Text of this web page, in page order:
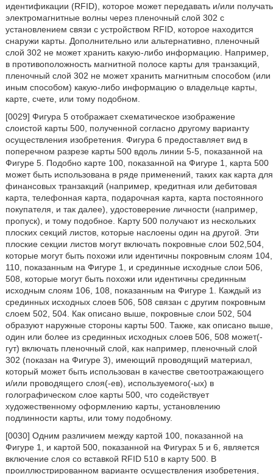
идентификации (RFID), которое может передавать и/или получать
электромагнитные волны через пленочный слой 302 с
установлением связи с устройством RFID, которое находится
снаружи карты. Дополнительно или альтернативно, пленочный
слой 302 не может хранить какую-либо информацию. Например,
в противоположность магнитной полосе карты для транзакций,
пленочный слой 302 не может хранить магнитным способом (или
иным способом) какую-либо информацию о владельце карты,
карте, счете, или тому подобном.
[0029] Фигура 5 отображает схематическое изображение
слоистой карты 500, полученной согласно другому варианту
осуществления изобретения. Фигура 6 предоставляет вид в
поперечном разрезе карты 500 вдоль линии 5-5, показанной на
Фигуре 5. Подобно карте 100, показанной на Фигуре 1, карта 500
может быть использована в ряде применений, таких как карта для
финансовых транзакций (например, кредитная или дебитовая
карта, телефонная карта, подарочная карта, карта постоянного
покупателя, и так далее), удостоверение личности (например,
пропуск), и тому подобное. Карту 500 получают из нескольких
плоских секций листов, которые наслоены один на другой. Эти
плоские секции листов могут включать покровные слои 502,504,
которые могут быть похожи или идентичны покровным слоям 104,
110, показанным на Фигуре 1, и срединные исходные слои 506,
508, которые могут быть похожи или идентичны срединным
исходным слоям 106, 108, показанным на Фигуре 1. Каждый из
срединных исходных слоев 506, 508 связан с другим покровным
слоем 502, 504. Как описано выше, покровные слои 502, 504
образуют наружные стороны карты 500. Также, как описано выше,
один или более из срединных исходных слоев 506, 508 может(-
гут) включать пленочный слой, как например, пленочный слой
302 (показан на Фигуре 3), имеющий проводящий материал,
который может быть использован в качестве светоотражающего
и/или проводящего слоя(-ев), используемого(-ых) в
голографическом слое карты 500, что содействует
художественному оформлению карты, установлению
подлинности карты, или тому подобному.
[0030] Одним различием между картой 100, показанной на
Фигуре 1, и картой 500, показанной на Фигурах 5 и 6, является
включение слоя со вставкой RFID 510 в карту 500. В
проиллюстрированном варианте осуществления изобретения,